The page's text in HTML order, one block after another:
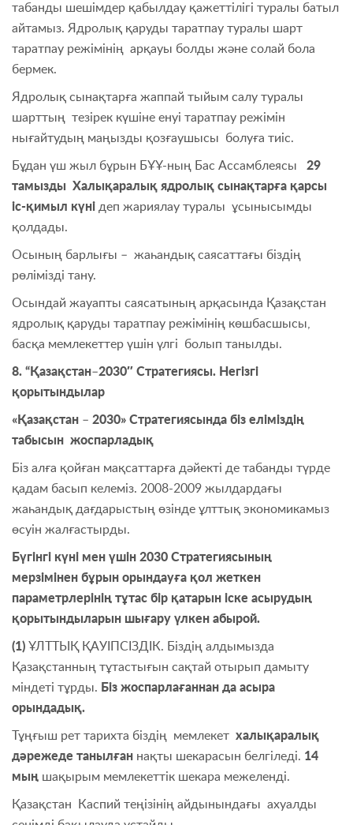
табанды шешімдер қабылдау қажеттілігі туралы батыл
айтамыз. Ядролық қаруды таратпау туралы шарт
таратпау режімінің арқауы болды және солай бола
бермек.
Ядролық сынақтарға жаппай тыйым салу туралы
шарттың тезірек күшіне енуі таратпау режімін
нығайтудың маңызды қозғаушысы болуға тиіс.
Бұдан үш жыл бұрын БҰҰ-ның Бас Ассамблеясы 29
тамызды Халықаралық ядролық сынақтарға қарсы
іс-қимыл күні деп жариялау туралы ұсынысымды
қолдады.
Осының барлығы – жаһандық саясаттағы біздің
рөлімізді тану.
Осындай жауапты саясатының арқасында Қазақстан
ядролық қаруды таратпау режімінің көшбасшысы,
басқа мемлекеттер үшін үлгі болып танылды.
8. “Қазақстан–2030″ Стратегиясы. Негізгі
қорытындылар
«Қазақстан – 2030» Стратегиясында біз еліміздің
табысын жоспарладық
Біз алға қойған мақсаттарға дәйекті де табанды түрде
қадам басып келеміз. 2008-2009 жылдардағы
жаһандық дағдарыстың өзінде ұлттық экономикамыз
өсуін жалғастырды.
Бүгінгі күні мен үшін 2030 Стратегиясының
мерзімінен бұрын орындауға қол жеткен
параметрлерінің тұтас бір қатарын іске асырудың
қорытындыларын шығару үлкен абырой.
(1) ҰЛТТЫҚ ҚАУІПСІЗДІК. Біздің алдымызда
Қазақстанның тұтастығын сақтай отырып дамыту
міндеті тұрды. Біз жоспарлағаннан да асыра
орындадық.
Тұңғыш рет тарихта біздің мемлекет халықаралық
дәрежеде танылған нақты шекарасын белгіледі. 14
мың шақырым мемлекеттік шекара межеленді.
Қазақстан Каспий теңізінің айдынындағы ахуалды